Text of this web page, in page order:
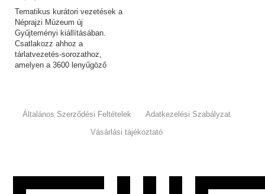
Tematikus kurátori vezetések a
Néprajzi Múzeum új
Gyűjteményi kiállításában.
Csatlakozz ahhoz a
tárlatvezetés-sorozathoz,
amelyen a 3600 lenyűgöző
Általános Szerződési Feltételek
Adatkezelési Szabályzat
Vásárlási tájékoztató